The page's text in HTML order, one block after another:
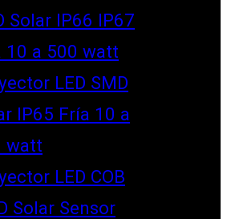
Solar IP66 IP67
10 a 500 watt
LED SMD
IP65 Fría 10 a
watt
LED COB
Solar Sensor